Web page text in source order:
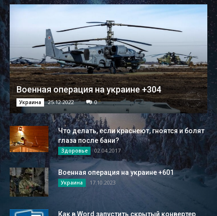
Военная операция на украине +304
Украина 25.12.2022 0
Что делать, если краснеют, гноятся и болят
глаза после бани?
Здоровье 02.04.2017
Военная операция на украине +601
Украина 17.10.2023
Как в Word запустить скрытый конвертер